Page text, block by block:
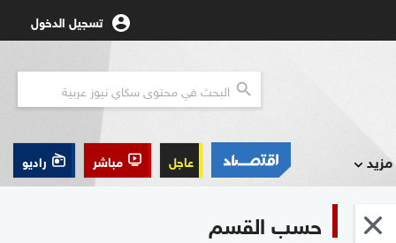
تسجيل الدخول
مزيد عاجل مباشر راديو
حسب القسم